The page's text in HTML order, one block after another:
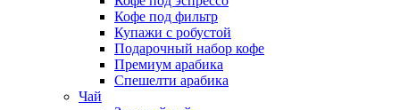
Кофе под фильтр
Купажи с робустой
Подарочный набор кофе
Премиум арабика
Спешелти арабика
Чай